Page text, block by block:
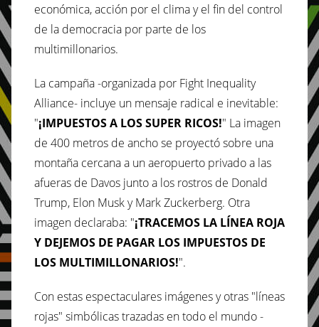
económica, acción por el clima y el fin del control
de la democracia por parte de los
multimillonarios.
La campaña -organizada por Fight Inequality
Alliance- incluye un mensaje radical e inevitable:
"¡IMPUESTOS A LOS SUPER RICOS!" La imagen
de 400 metros de ancho se proyectó sobre una
montaña cercana a un aeropuerto privado a las
afueras de Davos junto a los rostros de Donald
Trump, Elon Musk y Mark Zuckerberg. Otra
imagen declaraba: "¡TRACEMOS LA LÍNEA ROJA
Y DEJEMOS DE PAGAR LOS IMPUESTOS DE
LOS MULTIMILLONARIOS!".
Con estas espectaculares imágenes y otras "líneas
rojas" simbólicas trazadas en todo el mundo -